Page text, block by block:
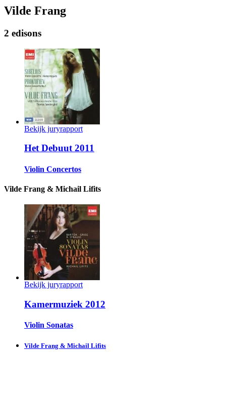
Vilde Frang
2 edisons
Bekijk juryrapport
Het Debuut 2011
Violin Concertos
Vilde Frang & Michail Lifits
Bekijk juryrapport
Kamermuziek 2012
Violin Sonatas
Vilde Frang & Michail Lifits